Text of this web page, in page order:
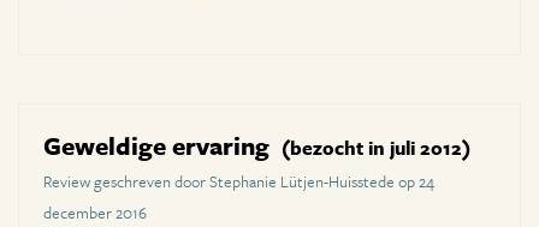
Geweldige ervaring (bezocht in juli 2012)
Review geschreven door Stephanie Lütjen-Huisstede op 24
december 2016